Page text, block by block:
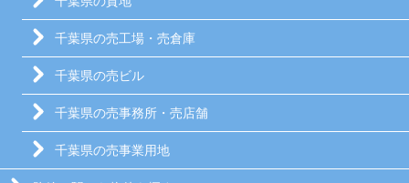
千葉県の売工場・売倉庫
千葉県の売ビル
千葉県の売事務所・売店舗
千葉県の売事業用地